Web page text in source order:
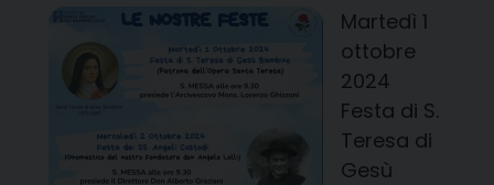
Martedì 1
ottobre
2024
Festa di S.
Teresa di
Gesù